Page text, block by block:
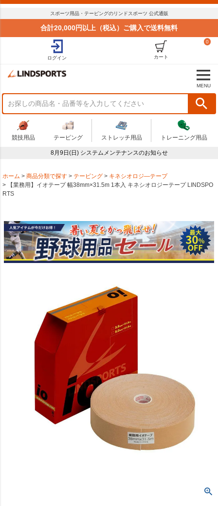
スポーツ用品・テーピングのリンドスポーツ 公式通販
合計20,000円以上（税込）ご購入で送料無料
ログイン
0
カート
MENU
競技用品 テーピング ストレッチ用品 トレーニング用品
8月9日(日) システムメンテナンスのお知らせ
ホーム 商品分類で探す テーピング
キネシオロジ―テープ
【業務用】イオテープ 幅38mm×31.5m 1本入 キネシオロジーテープ LINDSPO
RTS